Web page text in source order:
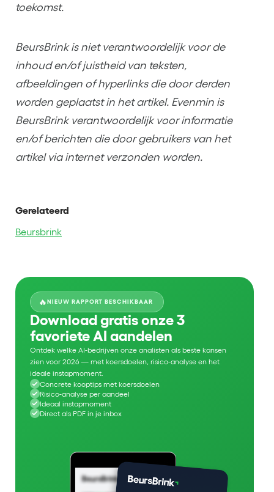
toekomst.
BeursBrink is niet verantwoordelijk voor de
inhoud en/of juistheid van teksten,
afbeeldingen of hyperlinks die door derden
worden geplaatst in het artikel. Evenmin is
BeursBrink verantwoordelijk voor informatie
en/of berichten die door gebruikers van het
artikel via internet verzonden worden.
Gerelateerd
Beursbrink
🔥NIEUW RAPPORT BESCHIKBAAR
Download gratis onze 3
favoriete AI aandelen
Ontdek welke AI-bedrijven onze analisten als beste kansen
zien voor 2026 — met koersdoelen, risico-analyse en het
ideale instapmoment.
Concrete kooptips met koersdoelen
Risico-analyse per aandeel
Ideaal instapmoment
Direct als PDF in je inbox